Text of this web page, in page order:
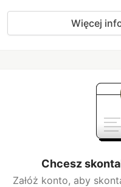
Więcej
Chcesz
Załóż konto, aby